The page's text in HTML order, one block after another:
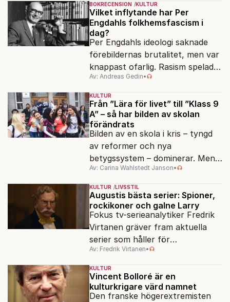
BOKRECENSION KULTUR
Vilket inflytande har Per
Engdahls folkhemsfascism i
dag?
Per Engdahls ideologi saknade
förebildernas brutalitet, men var
knappast ofarlig. Rasism spelades
ned i förmån för "kultur". Känns
det igen?
Av: Andreas Gedin•
KULTUR
Från ”Lära för livet” till ”Klass 9
A” – så har bilden av skolan
förändrats
Bilden av en skola i kris – tyngd
av reformer och nya
betygssystem – dominerar. Men
vem äger berättelsen om skolan?
Av: Carina Wahlstedt Janson•
KULTUR LIVSSTIL
Augustis bästa serier: Spioner,
rockikoner och galne Larry
Fokus tv-serieanalytiker Fredrik
Virtanen gräver fram aktuella
serier som håller för
augustisoffan – när
sensommarmörkret smyger sig
på och tv-utbudet blir din bästa
vän.
Av: Fredrik Virtanen•
KULTUR
Vincent Bolloré är en
kulturkrigare värd namnet
Den franske högerextremisten